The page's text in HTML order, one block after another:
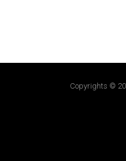
Copyrights ©